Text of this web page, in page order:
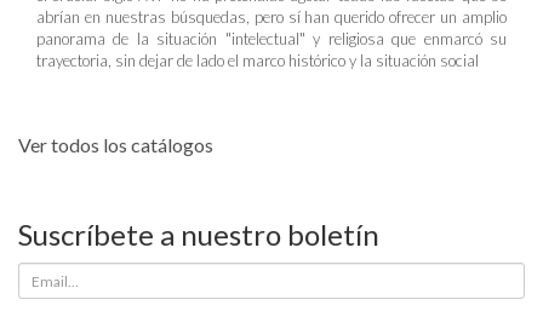
abrían en nuestras búsquedas, pero sí han querido ofrecer un amplio
panorama de la situación "intelectual" y religiosa que enmarcó su
trayectoria, sin dejar de lado el marco histórico y la situación social
Ver todos los catálogos
Suscríbete a nuestro boletín